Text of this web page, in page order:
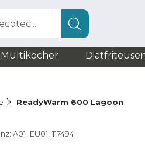
Multikocher
ReadyWarm 600 Lagoon
A01_EU01_117494